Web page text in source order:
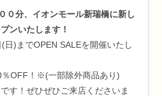
０分、イオンモール新瑞橋に新し
ンいたします！
)までOPEN SALEを開催いたし
％OFF！※(一部除外商品あり)
す！ぜひぜひご来店くださいま